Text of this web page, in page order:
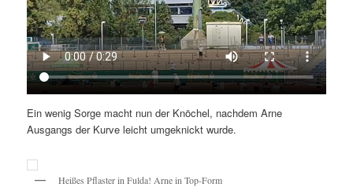
Ein wenig Sorge macht nun der Knöchel, nachdem Arne
Ausgangs der Kurve leicht umgeknickt wurde.
Heißes Pflaster in Fulda! Arne in Top-Form